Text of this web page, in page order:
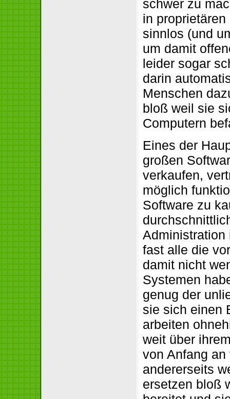
schwer zu
in
sinnlos (und
um damit
leider sogar
darin
Menschen
bloß weil sie
Computern
Eines der
großen
verkaufen,
möglich
Software zu
Administration
fast alle die
damit nicht
Systemen
genug der
sie sich einen
arbeiten
weit über
von Anfang
andererseits
ersetzen bloß